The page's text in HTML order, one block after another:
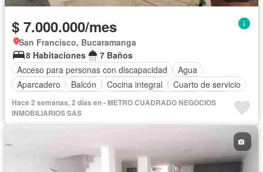
$ 7.000.000/mes
San Francisco, Bucaramanga
8 Habitaciones
7 Baños
Acceso para personas con discapacidad
Agua
Aparcadero
Balcón Cocina integral
Cuarto de servicio
Depósito
Electricidad Estudio Gas natural
Patio
Tanque de agua
Hace 2 semanas, 2 días en - METRO CUADRADO NEGOCIOS
INMOBILIARIOS SAS